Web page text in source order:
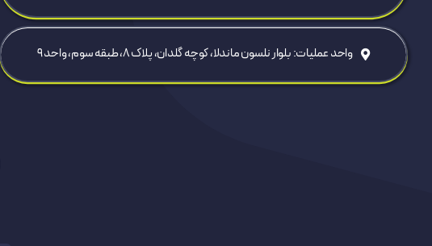
واحد عملیات: بلوار نلسون ماندلا، کوچه گلدان، پلاک ۸، طبقه سوم، واحد ۹